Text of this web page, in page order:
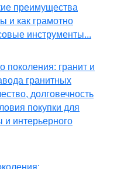
преимущества
и как грамотно
инструменты...
поколения: гранит и
гранитных
долговечность
покупки для
и интерьерного